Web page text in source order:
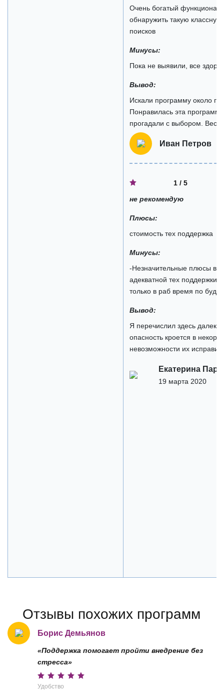
Очень богатый
обнаружить такую
поисков
Минусы:
Пока не выявили, все
Вывод:
Искали программу около
Понравилась эта
прогадали с выбором.
Иван Петров
1 / 5
не рекомендую
Плюсы:
стоимость тех поддержка
Минусы:
-Незначительные плюсы в
адекватной тех поддержки
только в раб время по
Вывод:
Я перечислил здесь
опасность кроется в
невозможности их
Екатерина
19 марта 2020
Отзывы похожих программ
Борис Демьянов
«Поддержка помогает пройти внедрение без
стресса»
Удобство